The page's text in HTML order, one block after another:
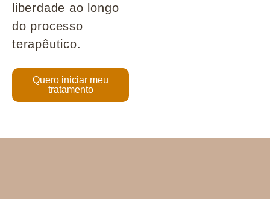
liberdade ao longo
do processo
terapêutico.
Quero iniciar meu
tratamento